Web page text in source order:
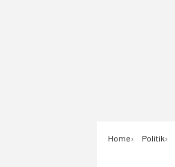
Home Politik